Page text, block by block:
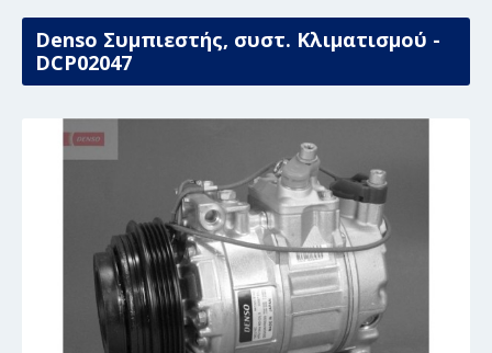
Denso Συμπιεστής, συστ. Κλιματισμού -
DCP02047